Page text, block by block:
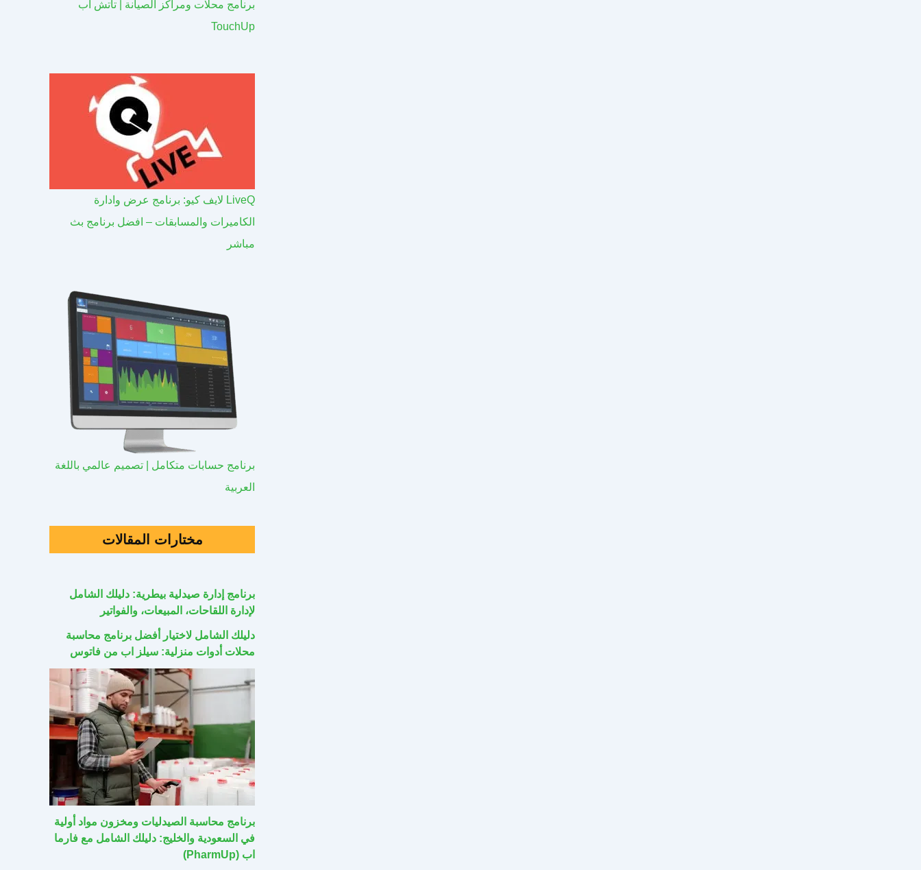
برنامج محلات ومراكز الصيانة | تاتش اب
TouchUp
LiveQ لايف كيو: برنامج عرض وادارة
الكاميرات والمسابقات – افضل برنامج بث
مباشر
برنامج حسابات متكامل | تصميم عالمي باللغة
العربية
مختارات المقالات
برنامج إدارة صيدلية بيطرية: دليلك الشامل
لإدارة اللقاحات، المبيعات، والفواتير
دليلك الشامل لاختيار أفضل برنامج محاسبة
محلات أدوات منزلية: سيلز اب من فاتوس
برنامج محاسبة الصيدليات ومخزون مواد أولية
في السعودية والخليج: دليلك الشامل مع فارما
اب (PharmUp)